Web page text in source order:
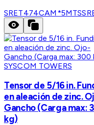
SRET474CAM*5MTS
SYSCOM TOWERS
Tensor de 5/16 in.
en aleación de zinc.
Gancho (Carga max:
kg)